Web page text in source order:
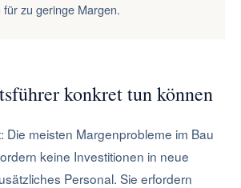
zu geringe Margen.
konkret tun können
Die meisten Margenprobleme im Bau
keine Investitionen in neue
Personal. Sie erfordern